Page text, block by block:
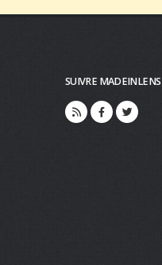
SUIVRE MADEINLENS